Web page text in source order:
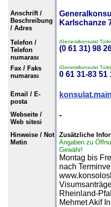
Anschrift /
Beschreibung
/ Adres
Karlschanze
Telefon /
Telefon
numarası
(Generalkonsulat
(0 61 31) 98
Fax / Faks
numarası
(Generalkonsulat
0 61 31-83 51
Email / E-
posta
Webseite /
Web sitesi
-
Hinweise / Not
Metin
Zusätzliche
Angaben zu
Gewähr!
Montag bis
nach
Rheinland-
Mehmet Akif